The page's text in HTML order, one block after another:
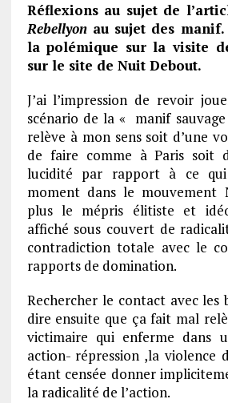
Réflexions au sujet de
Rebellyonau sujet des manif.
la polémique sur la visite
sur le site de Nuit Debout.
J’ai l’impression de revoir
scénario de la « manif
relève à mon sens soit d’une
de faire comme à Paris soit
lucidité par rapport à ce
moment dans le mouvement
plus le mépris élitiste et
affiché sous couvert de
contradiction totale avec le
rapports de domination.
Rechercher le contact avec les
dire ensuite que ça fait mal
victimaire qui enferme dans
action- répression ,la violence
étant censée donner
la radicalité de l’action.